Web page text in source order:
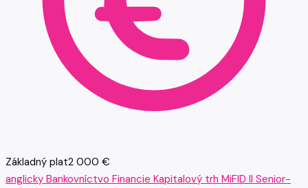
Základný plat2 000 €
anglicky Bankovníctvo Financie Kapitalový trh MiFID II Senior-